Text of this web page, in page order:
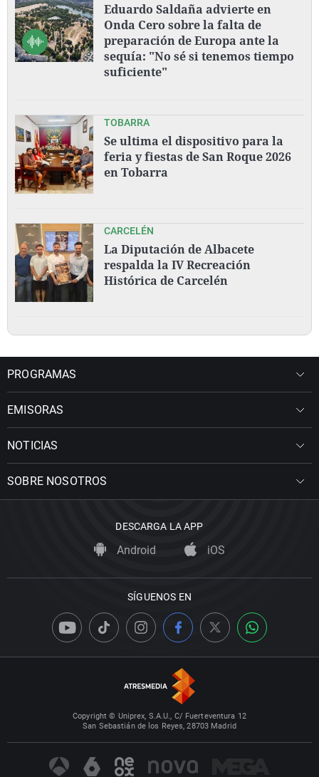
Eduardo Saldaña advierte en
Onda Cero sobre la falta de
preparación de Europa ante la
sequía: "No sé si tenemos tiempo
suficiente"
TOBARRA
Se ultima el dispositivo para la
feria y fiestas de San Roque 2026
en Tobarra
CARCELÉN
La Diputación de Albacete
respalda la IV Recreación
Histórica de Carcelén
PROGRAMAS
EMISORAS
NOTICIAS
SOBRE NOSOTROS
DESCARGA LA APP
Android iOS
SÍGUENOS EN
Copyright © Uniprex, S.A.U., C/ Fuerteventura 12
San Sebastián de los Reyes, 28703 Madrid